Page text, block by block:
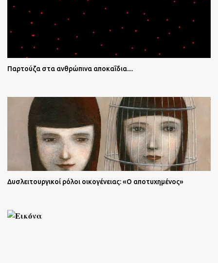
Παρτούζα στα ανθρώπινα αποκαΐδια....
Δυσλειτουργικοί ρόλοι οικογένειας: «Ο αποτυχημένος»